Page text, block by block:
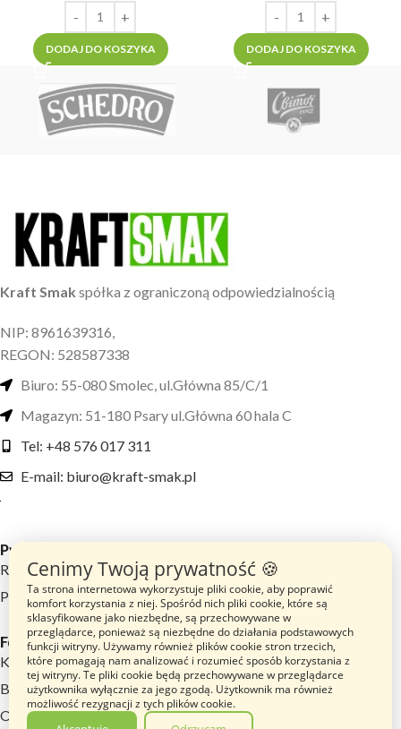
DODAJ DO KOSZYKA DODAJ DO KOSZYKA
Kraft Smak spółka z ograniczoną odpowiedzialnością
NIP: 8961639316,
REGON: 528587338
Biuro: 55-080 Smolec, ul.Główna 85/C/1
Magazyn: 51-180 Psary ul.Główna 60 hala C
Tel: +48 576 017 311
E-mail: biuro@kraft-smak.pl
Przydatne linki
Regulamin sklepu
Polityka prywatności
Footer menu
Katalog Produktów
Blog
O nas
Cenimy Twoją prywatność 🍪
Ta strona internetowa wykorzystuje pliki cookie, aby poprawić
komfort korzystania z niej. Spośród nich pliki cookie, które są
sklasyfikowane jako niezbędne, są przechowywane w
przeglądarce, ponieważ są niezbędne do działania podstawowych
funkcji witryny. Używamy również plików cookie stron trzecich,
które pomagają nam analizować i rozumieć sposób korzystania z
tej witryny. Te pliki cookie będą przechowywane w przeglądarce
użytkownika wyłącznie za jego zgodą. Użytkownik ma również
możliwość rezygnacji z tych plików cookie.